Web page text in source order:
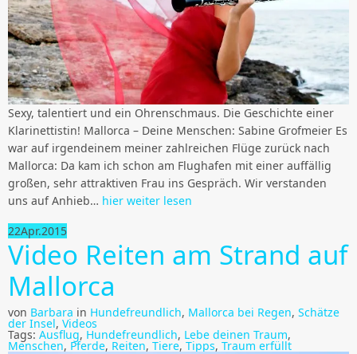
Sexy, talentiert und ein Ohrenschmaus. Die Geschichte einer
Klarinettistin! Mallorca – Deine Menschen: Sabine Grofmeier Es
war auf irgendeinem meiner zahlreichen Flüge zurück nach
Mallorca: Da kam ich schon am Flughafen mit einer auffällig
großen, sehr attraktiven Frau ins Gespräch. Wir verstanden
uns auf Anhieb… hier weiter lesen
22Apr.2015
Video Reiten am Strand auf
Mallorca
von Barbara in Hundefreundlich, Mallorca bei Regen, Schätze
der Insel, Videos
Tags: Ausflug, Hundefreundlich, Lebe deinen Traum,
Menschen, Pferde, Reiten, Tiere, Tipps, Traum erfüllt